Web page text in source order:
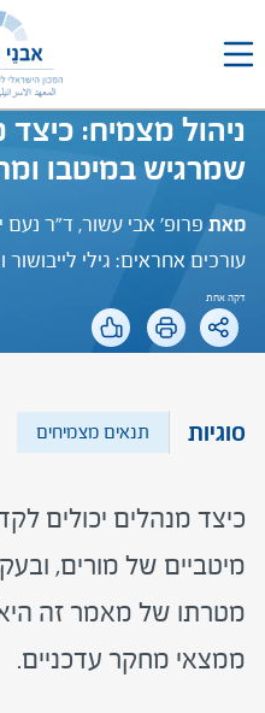
ניהול מצמיח: כיצד
שמרגיש במיטבו
מאת פרופ' אבי עשור, ד"ר נעם
עורכים אחראים: גילי לייבושור
דקה אחת
סוגיות תנאים מצמיחים
כיצד מנהלים יכולים
מיטביים של מורים,
מטרתו של מאמר זה
ממצאי מחקר עדכניים.